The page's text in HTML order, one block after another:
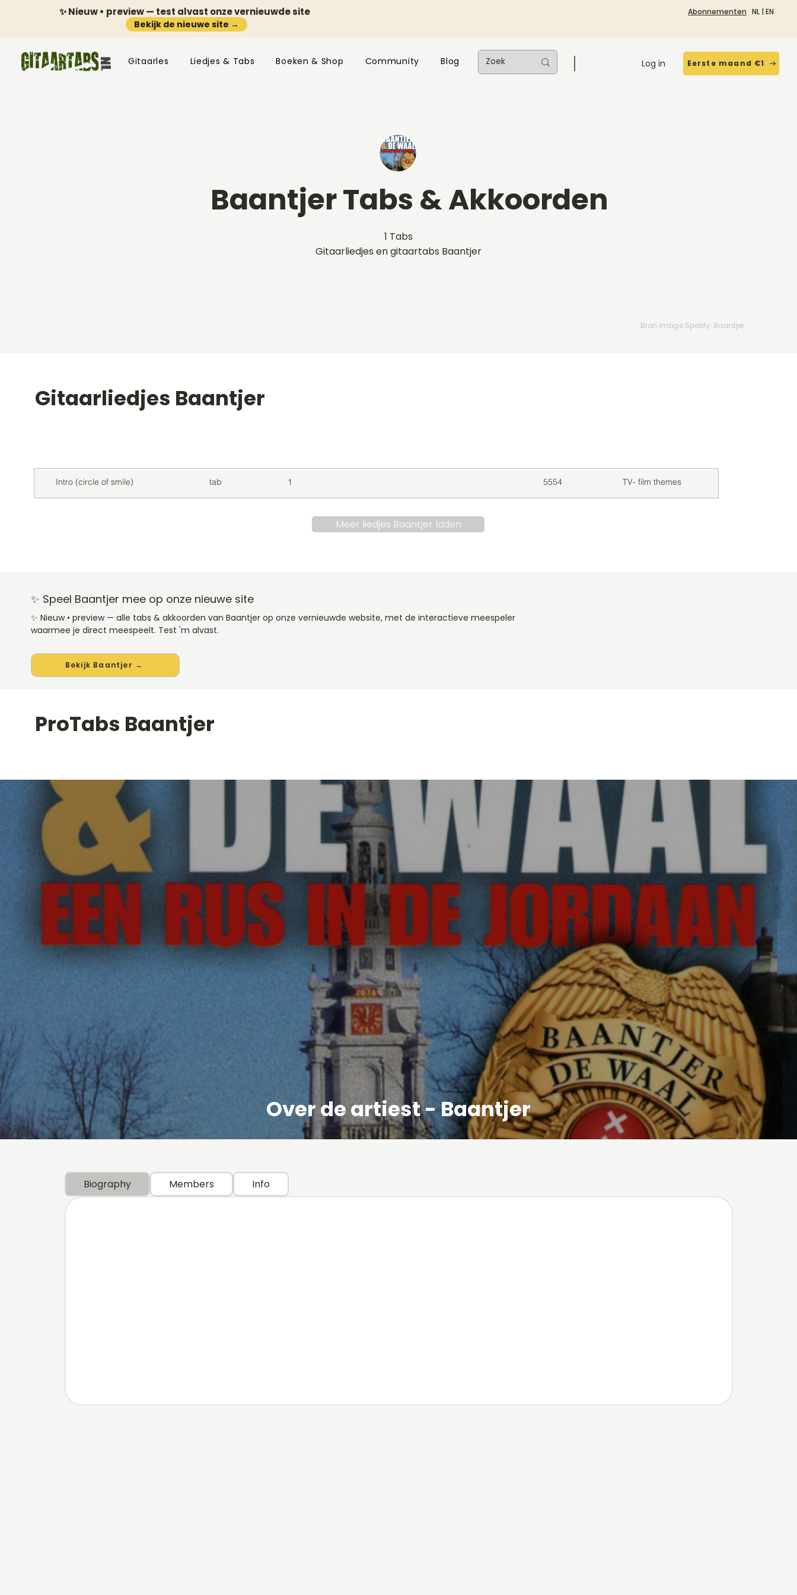
✨ Nieuw • preview — test alvast onze vernieuwde site
Bekijk de nieuwe site →
Abonnementen NL | EN
Gitaarles Liedjes & Tabs Boeken & Shop Community Blog Log in Eerste maand €1
Baantjer Tabs & Akkoorden
1 Tabs
Gitaarliedjes en gitaartabs Baantjer
Bron image Spotify: Baantjer
Gitaarliedjes Baantjer
Intro (circle of smile) tab 1 5554 TV- film themes
Meer liedjes Baantjer laden
✨ Speel Baantjer mee op onze nieuwe site
✨ Nieuw • preview — alle tabs & akkoorden van Baantjer op onze vernieuwde website, met de interactieve meespeler
waarmee je direct meespeelt. Test 'm alvast.
Bekijk Baantjer →
ProTabs Baantjer
Over de artiest - Baantjer
Biography Members Info